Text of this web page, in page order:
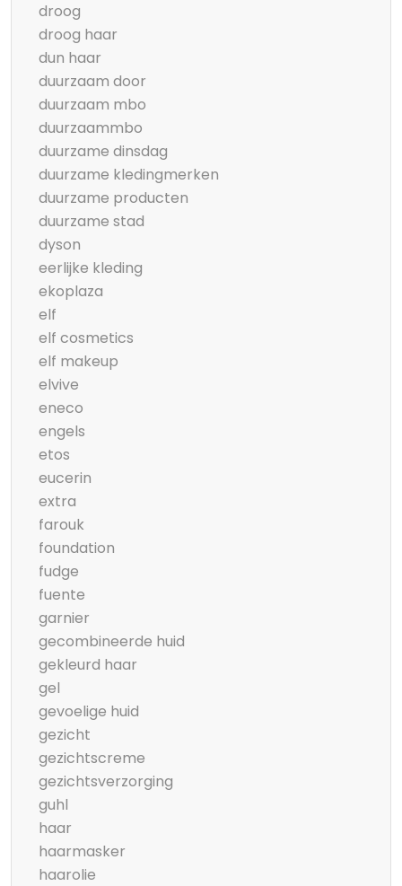
droog
droog haar
dun haar
duurzaam door
duurzaam mbo
duurzaammbo
duurzame dinsdag
duurzame kledingmerken
duurzame producten
duurzame stad
dyson
eerlijke kleding
ekoplaza
elf
elf cosmetics
elf makeup
elvive
eneco
engels
etos
eucerin
extra
farouk
foundation
fudge
fuente
garnier
gecombineerde huid
gekleurd haar
gel
gevoelige huid
gezicht
gezichtscreme
gezichtsverzorging
guhl
haar
haarmasker
haarolie